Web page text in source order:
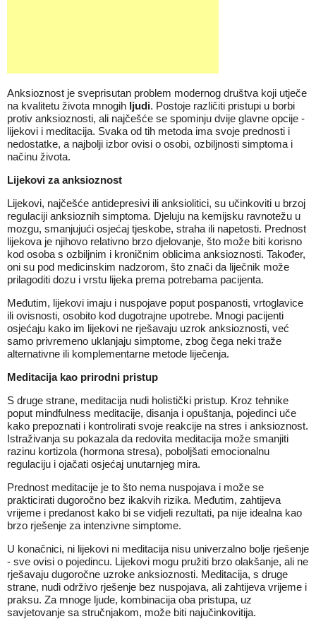
Anksioznost je sveprisutan problem modernog društva koji utječe
na kvalitetu života mnogih ljudi. Postoje različiti pristupi u borbi
protiv anksioznosti, ali najčešće se spominju dvije glavne opcije -
lijekovi i meditacija. Svaka od tih metoda ima svoje prednosti i
nedostatke, a najbolji izbor ovisi o osobi, ozbiljnosti simptoma i
načinu života.
Lijekovi za anksioznost
Lijekovi, najčešće antidepresivi ili anksiolitici, su učinkoviti u brzoj
regulaciji anksioznih simptoma. Djeluju na kemijsku ravnotežu u
mozgu, smanjujući osjećaj tjeskobe, straha ili napetosti. Prednost
lijekova je njihovo relativno brzo djelovanje, što može biti korisno
kod osoba s ozbiljnim i kroničnim oblicima anksioznosti. Također,
oni su pod medicinskim nadzorom, što znači da liječnik može
prilagoditi dozu i vrstu lijeka prema potrebama pacijenta.
Međutim, lijekovi imaju i nuspojave poput pospanosti, vrtoglavice
ili ovisnosti, osobito kod dugotrajne upotrebe. Mnogi pacijenti
osjećaju kako im lijekovi ne rješavaju uzrok anksioznosti, već
samo privremeno uklanjaju simptome, zbog čega neki traže
alternativne ili komplementarne metode liječenja.
Meditacija kao prirodni pristup
S druge strane, meditacija nudi holistički pristup. Kroz tehnike
poput mindfulness meditacije, disanja i opuštanja, pojedinci uče
kako prepoznati i kontrolirati svoje reakcije na stres i anksioznost.
Istraživanja su pokazala da redovita meditacija može smanjiti
razinu kortizola (hormona stresa), poboljšati emocionalnu
regulaciju i ojačati osjećaj unutarnjeg mira.
Prednost meditacije je to što nema nuspojava i može se
prakticirati dugoročno bez ikakvih rizika. Međutim, zahtijeva
vrijeme i predanost kako bi se vidjeli rezultati, pa nije idealna kao
brzo rješenje za intenzivne simptome.
U konačnici, ni lijekovi ni meditacija nisu univerzalno bolje rješenje
- sve ovisi o pojedincu. Lijekovi mogu pružiti brzo olakšanje, ali ne
rješavaju dugoročne uzroke anksioznosti. Meditacija, s druge
strane, nudi održivo rješenje bez nuspojava, ali zahtijeva vrijeme i
praksu. Za mnoge ljude, kombinacija oba pristupa, uz
savjetovanje sa stručnjakom, može biti najučinkovitija.